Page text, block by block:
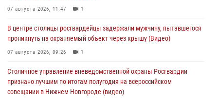
07 августа 2026, 11:47 1
В центре столицы росгвардейцы задержали мужчину, пытавшегося
проникнуть на охраняемый объект через крышу (Видео)
07 августа 2026, 09:26 1
Столичное управление вневедомственной охраны Росгвардии
признано лучшим по итогам полугодия на всероссийском
совещании в Нижнем Новгороде (видео)